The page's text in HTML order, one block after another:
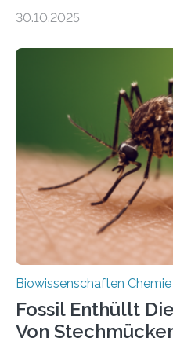
Landpflanzen zählen zu
Grünalgen, die vor
lebten. Unter den
die noch heute in der
Süßwasseralge
dieser Gruppe bilden aus
mit scheibenförmiger
nächsten…
30.10.2025
Biowissenschaften Chemie
Fossil Enthüllt
Von